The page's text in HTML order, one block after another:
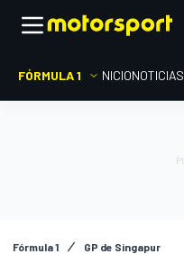
FÓRMULA 1 INICIONOTICIAS
Fórmula 1 GP de Singapur